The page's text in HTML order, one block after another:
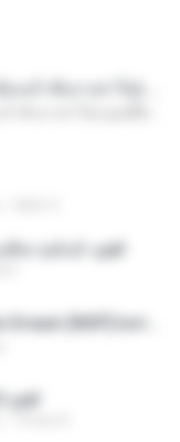
ชายทั้งห้า.pdf